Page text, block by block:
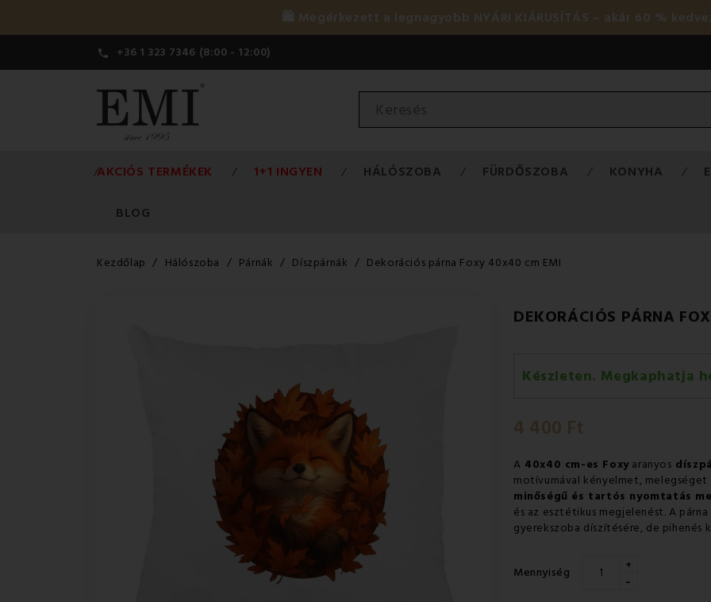
🛍️ Megérkezett a legnagyobb NYÁRI KIÁRUSÍTÁS – akár 60 %
 +36 1 323 7346 (8:00 - 12:00)
AKCIÓS TERMÉKEK 1+1 INGYEN HÁLÓSZOBA FÜRDŐSZOBA KONYHA
BLOG
Kezdőlap Hálószoba Párnák Díszpárnák Dekorációs párna Foxy 40x40 cm EMI
DEKORÁCIÓS PÁRNA
Készleten. Megkaphatja
Szerda 12.08
4 400 Ft
A 40x40 cm-es Foxyaranyos
motívumával kényelmet,
minőségű és tartós nyomtatás
és az esztétikus megjelenést. A
gyerekszoba díszítésére, de
Mennyiség +
-